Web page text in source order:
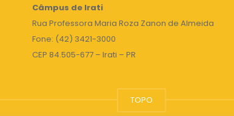
Câmpus de Irati
Rua Professora Maria Roza Zanon de Almeida
Fone: (42) 3421-3000
CEP 84.505-677 – Irati – PR
TOPO